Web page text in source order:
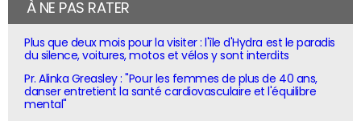
À NE PAS RATER
Plus que deux mois pour la visiter : l'île d'Hydra est le paradis
du silence, voitures, motos et vélos y sont interdits
Pr. Alinka Greasley : "Pour les femmes de plus de 40 ans,
danser entretient la santé cardiovasculaire et l'équilibre
mental"